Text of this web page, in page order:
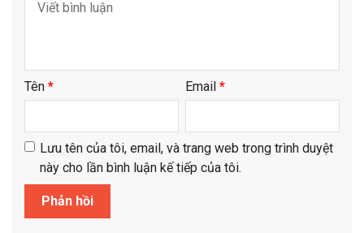
Tên * Email *
Lưu tên của tôi, email, và trang web trong trình duyệt
này cho lần bình luận kế tiếp của tôi.